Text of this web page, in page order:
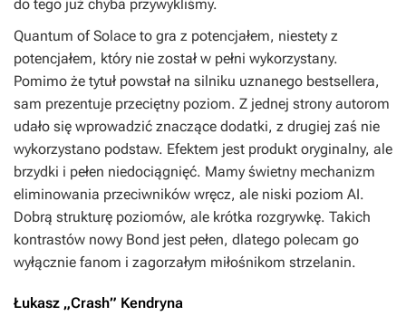
do tego już chyba przywykliśmy.
Quantum of Solace to gra z potencjałem, niestety z
potencjałem, który nie został w pełni wykorzystany.
Pomimo że tytuł powstał na silniku uznanego bestsellera,
sam prezentuje przeciętny poziom. Z jednej strony autorom
udało się wprowadzić znaczące dodatki, z drugiej zaś nie
wykorzystano podstaw. Efektem jest produkt oryginalny, ale
brzydki i pełen niedociągnięć. Mamy świetny mechanizm
eliminowania przeciwników wręcz, ale niski poziom AI.
Dobrą strukturę poziomów, ale krótka rozgrywkę. Takich
kontrastów nowy Bond jest pełen, dlatego polecam go
wyłącznie fanom i zagorzałym miłośnikom strzelanin.
Łukasz „Crash” Kendryna